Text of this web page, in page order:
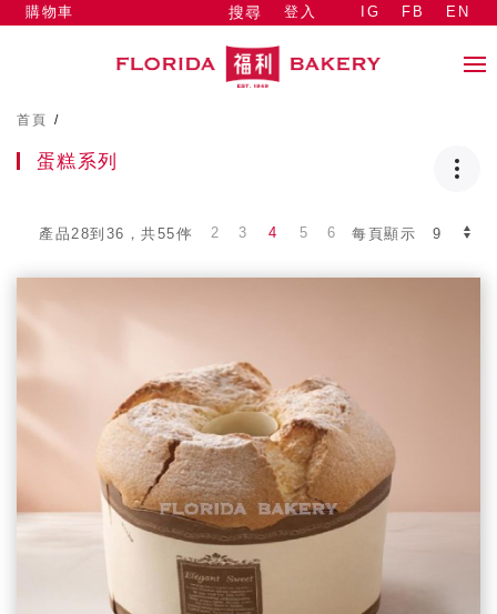
搜尋 登入
購物車 IG FB EN
首頁 /
蛋糕系列
產品28到36，共55件 每頁顯示
2 3 4 5 6